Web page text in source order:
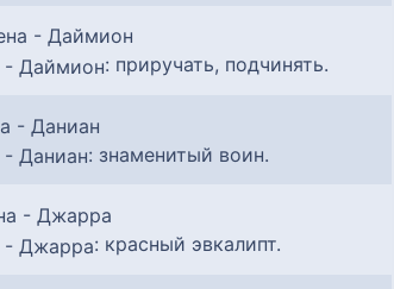
: приручать, подчинять.
: знаменитый воин.
: красный эвкалипт.